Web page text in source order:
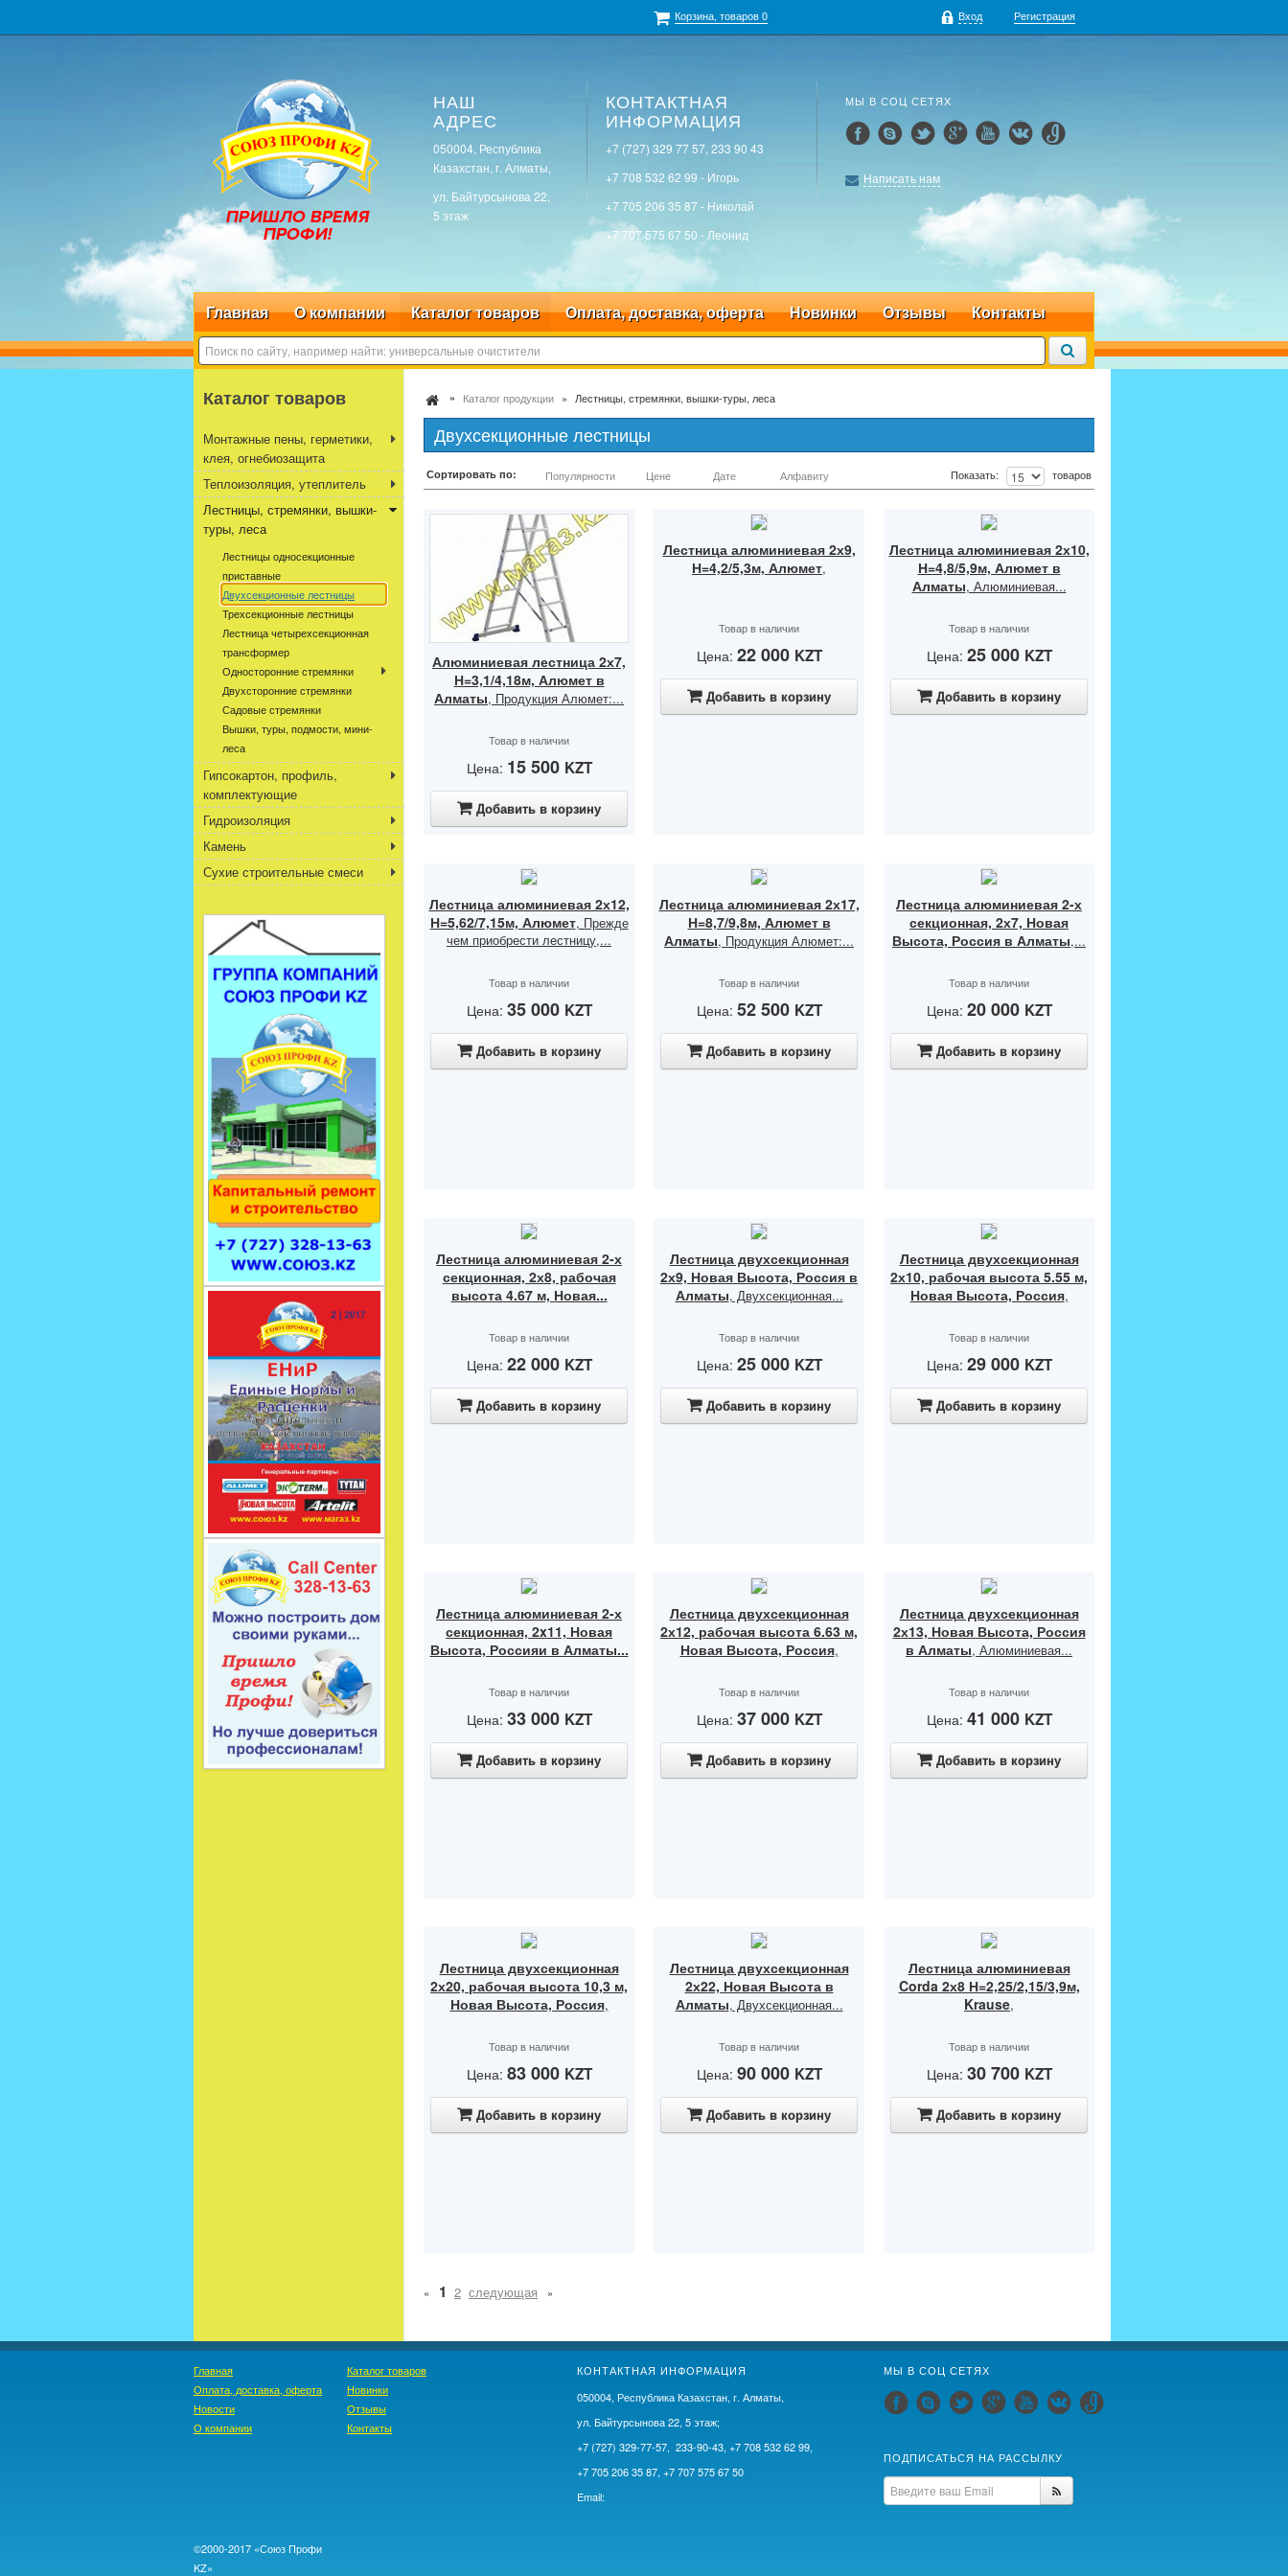
Корзина, товаров0 Вход Регистрация
НАШ
АДРЕС
050004, Республика
Казахстан, г. Алматы,
ул. Байтурсынова 22,
5 этаж
КОНТАКТНАЯ
ИНФОРМАЦИЯ
+7 (727) 329 77 57, 233 90 43
+7 708 532 62 99 - Игорь
+7 705 206 35 87 - Николай
+7 707 575 67 50 - Леонид
МЫ В СОЦ СЕТЯХ
Написать нам
Главная О компании Каталог товаров Оплата, доставка, оферта Новинки Отзывы Контакты
Каталог продукции Лестницы, стремянки, вышки-туры, леса
Двухсекционные лестницы
Сортировать по: Популярности Цене Дате Алфавиту Показать: товаров
Алюминиевая лестница 2х7,
Н=3,1/4,18м, Алюмет в
Алматы, Продукция Алюмет:...
Товар в наличии
Цена: 15 500 KZT
Добавить в корзину
Лестница алюминиевая 2х9,
Н=4,2/5,3м, Алюмет,
Товар в наличии
Цена: 22 000 KZT
Добавить в корзину
Лестница алюминиевая 2х10,
Н=4,8/5,9м, Алюмет в
Алматы, Алюминиевая...
Товар в наличии
Цена: 25 000 KZT
Добавить в корзину
Лестница алюминиевая 2х12,
Н=5,62/7,15м, Алюмет, Прежде
чем приобрести лестницу,...
Товар в наличии
Цена: 35 000 KZT
Добавить в корзину
Лестница алюминиевая 2х17,
Н=8,7/9,8м, Алюмет в
Алматы, Продукция Алюмет:...
Товар в наличии
Цена: 52 500 KZT
Добавить в корзину
Лестница алюминиевая 2-х
секционная, 2х7, Новая
Высота, Россия в Алматы,...
Товар в наличии
Цена: 20 000 KZT
Добавить в корзину
Лестница алюминиевая 2-х
секционная, 2х8, рабочая
высота 4.67 м, Новая...
Товар в наличии
Цена: 22 000 KZT
Добавить в корзину
Лестница двухсекционная
2х9, Новая Высота, Россия в
Алматы, Двухсекционная...
Товар в наличии
Цена: 25 000 KZT
Добавить в корзину
Лестница двухсекционная
2х10, рабочая высота 5.55 м,
Новая Высота, Россия,
Товар в наличии
Цена: 29 000 KZT
Добавить в корзину
Лестница алюминиевая 2-х
секционная, 2x11, Новая
Высота, Россияи в Алматы...
Товар в наличии
Цена: 33 000 KZT
Добавить в корзину
Лестница двухсекционная
2х12, рабочая высота 6.63 м,
Новая Высота, Россия,
Товар в наличии
Цена: 37 000 KZT
Добавить в корзину
Лестница двухсекционная
2х13, Новая Высота, Россия
в Алматы, Алюминиевая...
Товар в наличии
Цена: 41 000 KZT
Добавить в корзину
Лестница двухсекционная
2х20, рабочая высота 10,3 м,
Новая Высота, Россия,
Товар в наличии
Цена: 83 000 KZT
Добавить в корзину
Лестница двухсекционная
2х22, Новая Высота в
Алматы, Двухсекционная...
Товар в наличии
Цена: 90 000 KZT
Добавить в корзину
Лестница алюминиевая
Corda 2х8 Н=2,25/2,15/3,9м,
Krause,
Товар в наличии
Цена: 30 700 KZT
Добавить в корзину
1 2 следующая
Каталог товаров
Монтажные пены, герметики,
клея, огнебиозащита
Теплоизоляция, утеплитель
Лестницы, стремянки, вышки-
туры, леса
Лестницы односекционные
приставные
Двухсекционные лестницы
Трехсекционные лестницы
Лестница четырехсекционная
трансформер
Односторонние стремянки
Двухсторонние стремянки
Садовые стремянки
Вышки, туры, подмости, мини-
леса
Гипсокартон, профиль,
комплектующие
Гидроизоляция
Камень
Сухие строительные смеси
Главная
Оплата, доставка, оферта
Новости
О компании
Каталог товаров
Новинки
Отзывы
Контакты
КОНТАКТНАЯ ИНФОРМАЦИЯ
050004, Республика Казахстан, г. Алматы,
ул. Байтурсынова 22, 5 этаж;
+7 (727) 329-77-57, 233-90-43, +7 708 532 62 99,
+7 705 206 35 87, +7 707 575 67 50
Email:
МЫ В СОЦ СЕТЯХ
ПОДПИСАТЬСЯ НА РАССЫЛКУ
©2000-2017 «Союз Профи
KZ»